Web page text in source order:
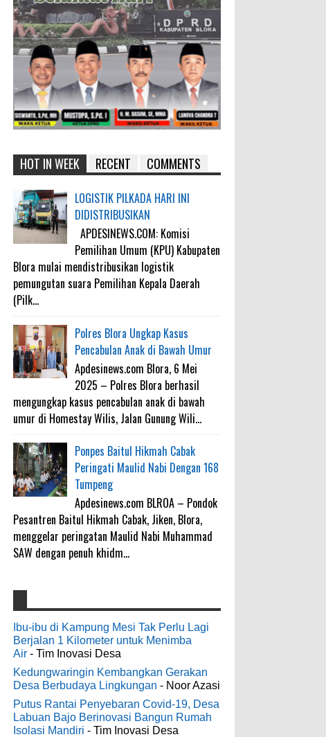
HOT IN WEEK RECENT COMMENTS
LOGISTIK PILKADA HARI INI
DIDISTRIBUSIKAN
APDESINEWS.COM: Komisi
Pemilihan Umum (KPU) Kabupaten
Blora mulai mendistribusikan logistik
pemungutan suara Pemilihan Kepala Daerah
(Pilk...
Polres Blora Ungkap Kasus
Pencabulan Anak di Bawah Umur
Apdesinews.com Blora, 6 Mei
2025 – Polres Blora berhasil
mengungkap kasus pencabulan anak di bawah
umur di Homestay Wilis, Jalan Gunung Wili...
Ponpes Baitul Hikmah Cabak
Peringati Maulid Nabi Dengan 168
Tumpeng
Apdesinews.com BLROA – Pondok
Pesantren Baitul Hikmah Cabak, Jiken, Blora,
menggelar peringatan Maulid Nabi Muhammad
SAW dengan penuh khidm...
4000 Petani Hutan Blora Bakal
Digelontor Bantuan CSR Jumbo dan
Bibit Ternak Gratis
0 8-4-2026
Indonesia Ceria Run Diharapkan
Bawa Dampak Positif Bagi Olah
Raga dan Ekonomi Blora
galateapacino:
3-6-2022
Men's Black Titanium Wedding
Band - The Ottawa SenatorsThe Men's
Black titanium i phone case Titanium
Wedding Band is the world's first
dedicated wedding band how strong is
titanium for Wo...
Ibu-ibu di Kampung Mesi Tak Perlu Lagi
Berjalan 1 Kilometer untuk Menimba
Air - Tim Inovasi Desa
Kedungwaringin Kembangkan Gerakan
Desa Berbudaya Lingkungan - Noor Azasi
Putus Rantai Penyebaran Covid-19, Desa
Labuan Bajo Berinovasi Bangun Rumah
Isolasi Mandiri - Tim Inovasi Desa